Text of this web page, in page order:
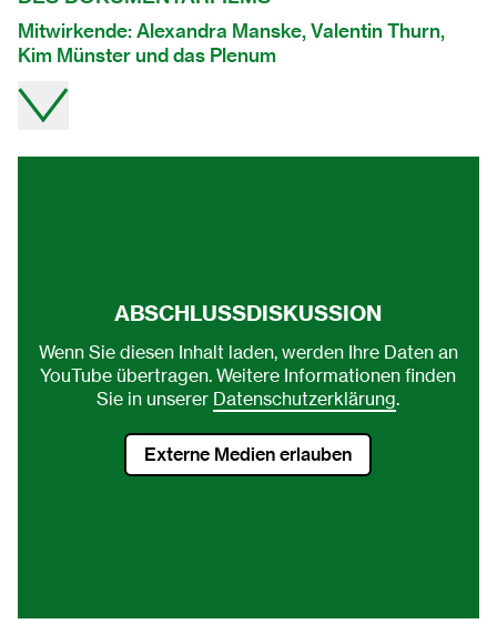
Mitwirkende: Alexandra Manske, Valentin Thurn,
Kim Münster und das Plenum
ABSCHLUSSDISKUSSION
Wenn Sie diesen Inhalt laden, werden Ihre Daten an
YouTube übertragen. Weitere Informationen finden
Sie in unserer Datenschutzerklärung.
Externe Medien erlauben